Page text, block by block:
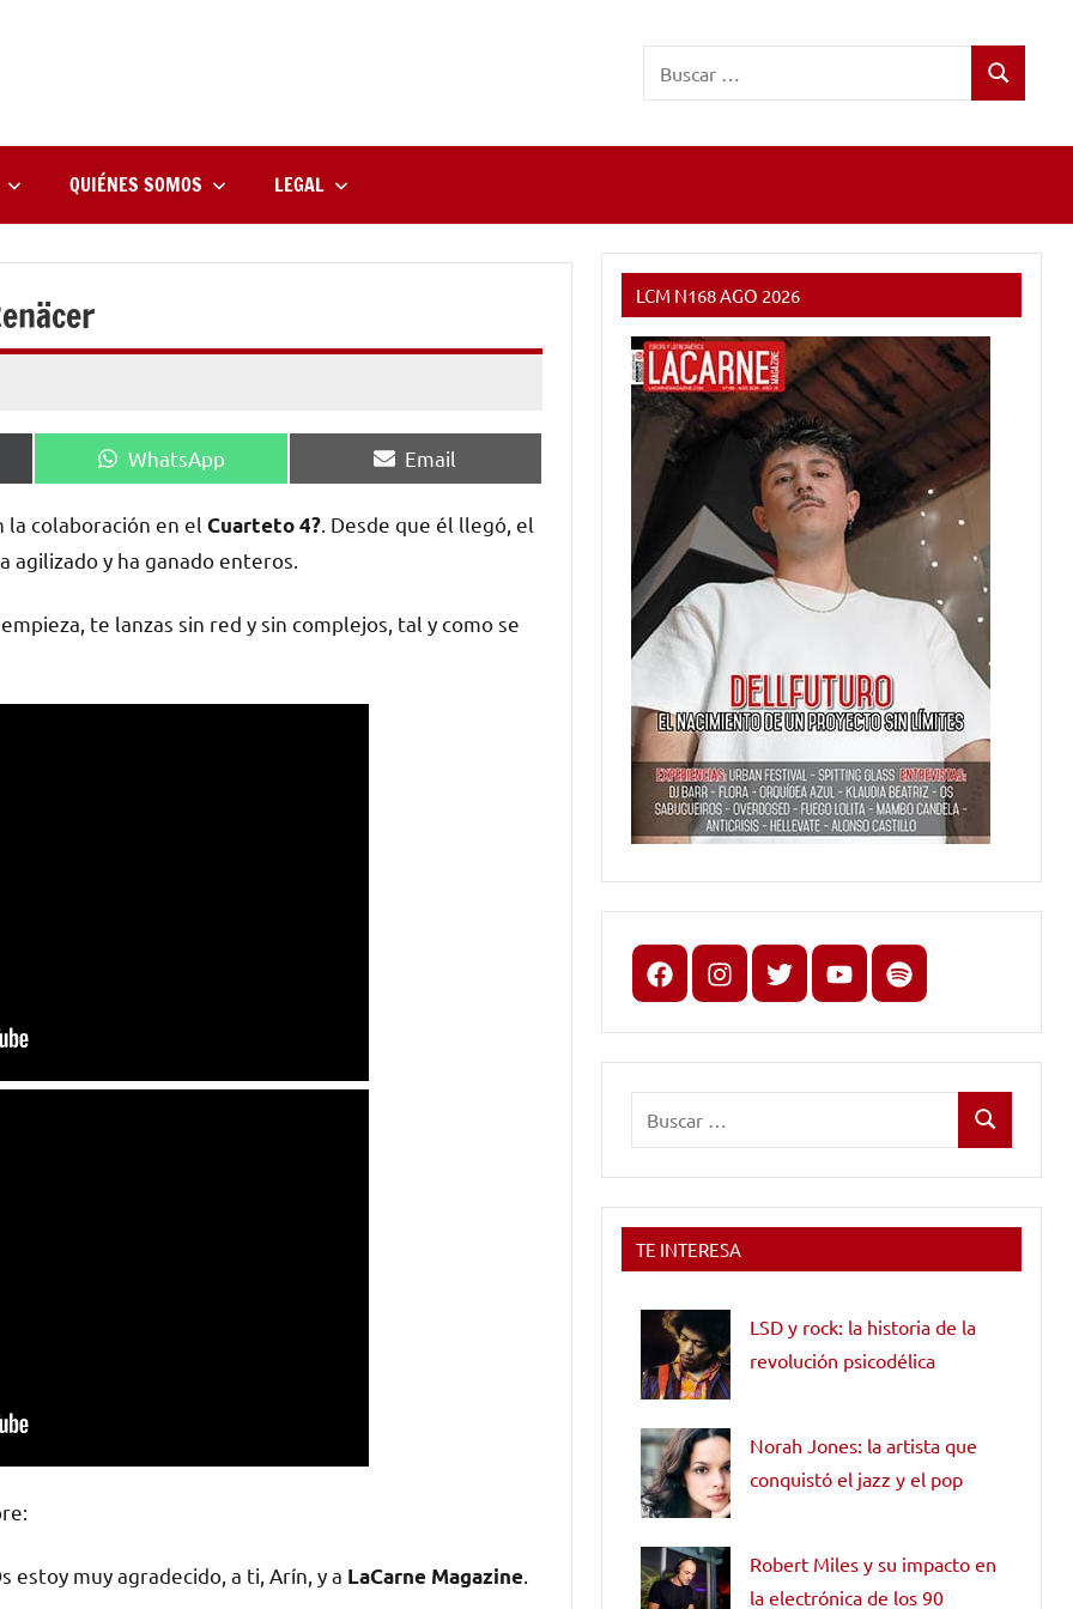
Buscar
QUIÉNES SOMOS LEGAL
Compartir
en
WhatsApp
Compartir
en
Email
colaboración en el Cuarteto 4? . Desde que él llegó, el
y ha ganado enteros.
te lanzas sin red y sin complejos, tal y como se
estoy muy agradecido, a ti, Arín, y a LaCarne Magazine
LCM N168 AGO 2026
FacebookInstagram
X youtubespotify
Buscar
TE INTERESA
LSD y rock: la historia de la
revolución psicodélica
Norah Jones: la artista que
conquistó el jazz y el pop
Robert Miles y su impacto en
la electrónica de los 90